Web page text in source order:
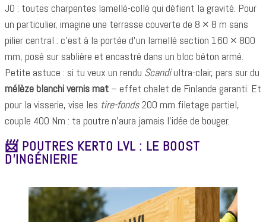
JO : toutes charpentes lamellé-collé qui défient la gravité. Pour
un particulier, imagine une terrasse couverte de 8 × 8 m sans
pilier central : c’est à la portée d’un lamellé section 160 × 800
mm, posé sur sablière et encastré dans un bloc béton armé.
Petite astuce : si tu veux un rendu Scandiultra-clair, pars sur du
mélèze blanchi vernis mat – effet chalet de Finlande garanti. Et
pour la visserie, vise les tire-fonds200 mm filetage partiel,
couple 400 Nm : ta poutre n’aura jamais l’idée de bouger.
📨 POUTRES KERTO LVL : LE BOOST
D’INGÉNIERIE